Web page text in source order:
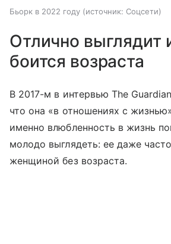
Бьорк в 2022 году источник: Соцсети
Отлично выглядит
боится возраста
В 2017-м в интервью The
что она «в отношениях с
именно влюбленность в жизнь
молодо выглядеть: ее даже
женщиной без возраста.